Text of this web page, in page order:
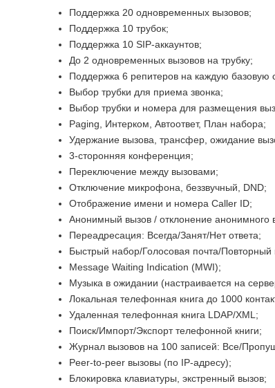
Поддержка 20 одновременных вызовов;
Поддержка 10 трубок;
Поддержка 10 SIP-аккаунтов;
До 2 одновременных вызовов на трубку;
Поддержка 6 репитеров на каждую базовую
Выбор трубки для приема звонка;
Выбор трубки и номера для размещения
Paging, Интерком, Автоответ, План набора;
Удержание вызова, трансфер, ожидание
3-сторонняя конференция;
Переключение между вызовами;
Отключение микрофона, беззвучный, DND;
Отображение имени и номера Caller ID;
Анонимный вызов / отклонение анонимного
Переадресация: Всегда/Занят/Нет ответа;
Быстрый набор/Голосовая почта/Повторный
Message Waiting Indication (MWI);
Музыка в ожидании (настраивается на
Локальная телефонная книга до 1000
Удаленная телефонная книга LDAP/XML;
Поиск/Импорт/Экспорт телефонной книги;
Журнал вызовов на 100 записей: Все/
Peer-to-peer вызовы (по IP-адресу);
Блокировка клавиатуры, экстренный вызов;